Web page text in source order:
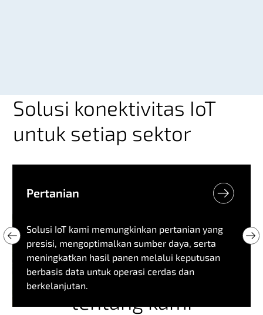
Solusi konektivitas IoT
untuk setiap sektor
Pertanian
Solusi IoT kami memungkinkan pertanian yang
presisi, mengoptimalkan sumber daya, serta
meningkatkan hasil panen melalui keputusan
berbasis data untuk operasi cerdas dan
berkelanjutan.
Pendapat pelanggan
tentang kami